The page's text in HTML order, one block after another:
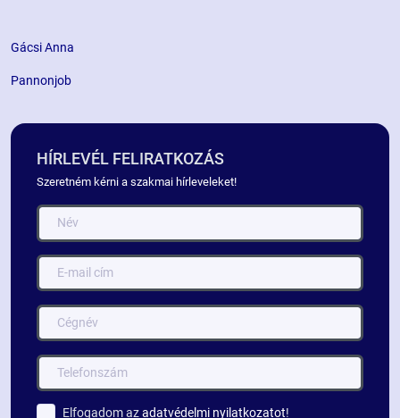
Gácsi Anna
Pannonjob
HÍRLEVÉL FELIRATKOZÁS
Szeretném kérni a szakmai hírleveleket!
Elfogadom azadatvédelmi nyilatkozatot!